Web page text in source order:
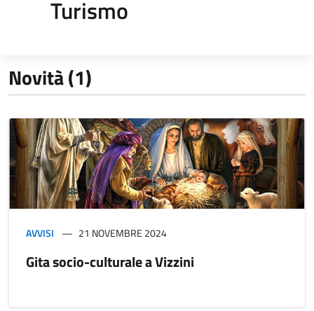
Turismo
Novità (1)
AVVISI 21 NOVEMBRE 2024
Gita socio-culturale a Vizzini